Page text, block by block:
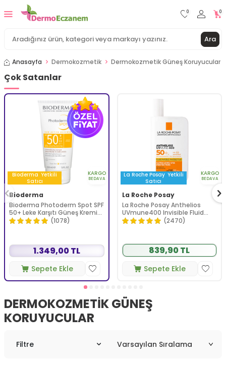
Ara
0 0
Anasayfa Dermokozmetik Dermokozmetik Güneş Koruyucular
Çok Satanlar
Bioderma Yetkili
Satıcı
KARGO
BEDAVA
Bioderma
Bioderma Photoderm Spot SPF
50+ Leke Karşıtı Güneş Kremi
150 ml
(1078)
1.349,00 TL
Sepete Ekle
La Roche Posay Yetkili
Satıcı
KARGO
BEDAVA
La Roche Posay
La Roche Posay Anthelios
UVmune400 Invisible Fluid
Tüm Cilt Tipleri İçin SPF50+
(2470)
839,90 TL
Sepete Ekle
DERMOKOZMETIK GÜNEŞ
KORUYUCULAR
Filtre